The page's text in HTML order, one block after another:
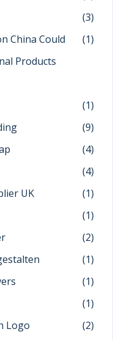
(3)
China Could
Products
(1)
(1)
(9)
(4)
(4)
UK
(1)
(1)
(2)
(1)
(1)
(1)
Logo
(2)